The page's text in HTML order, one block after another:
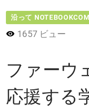
沿って
1657 ビュー
ファーウ
応援する